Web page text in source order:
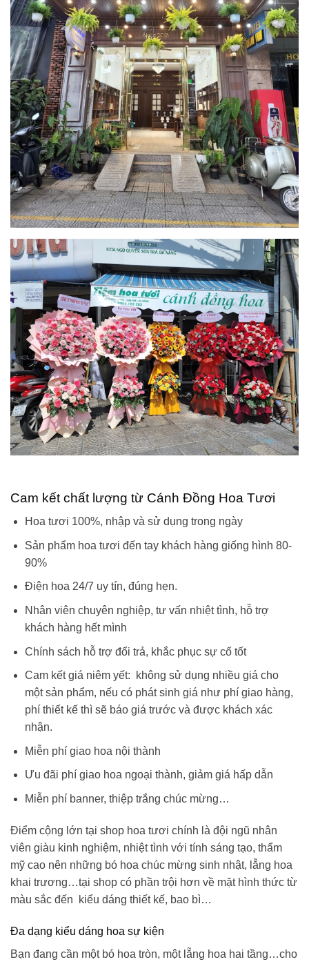
Cam kết chất lượng từ Cánh Đồng Hoa Tươi
Hoa tươi 100%, nhập và sử dụng trong ngày
Sản phẩm hoa tươi đến tay khách hàng giống hình 80-
90%
Điện hoa 24/7 uy tín, đúng hẹn.
Nhân viên chuyên nghiệp, tư vấn nhiệt tình, hỗ trợ
khách hàng hết mình
Chính sách hỗ trợ đổi trả, khắc phục sự cố tốt
Cam kết giá niêm yết: không sử dụng nhiều giá cho
một sản phẩm, nếu có phát sinh giá như phí giao hàng,
phí thiết kế thì sẽ báo giá trước và được khách xác
nhận.
Miễn phí giao hoa nội thành
Ưu đãi phí giao hoa ngoại thành, giảm giá hấp dẫn
Miễn phí banner, thiệp trắng chúc mừng…
Điểm cộng lớn tại shop hoa tươi chính là đội ngũ nhân
viên giàu kinh nghiệm, nhiệt tình với tính sáng tạo, thẩm
mỹ cao nên những bó hoa chúc mừng sinh nhật, lẵng hoa
khai trương…tại shop có phần trội hơn về mặt hình thức từ
màu sắc đến kiểu dáng thiết kế, bao bì…
Đa dạng kiểu dáng hoa sự kiện
Bạn đang cần một bó hoa tròn, một lẵng hoa hai tầng…cho